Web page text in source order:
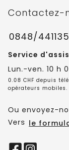
Contactez-
0848/441135
Service
Lun.-ven. 10 h
0.08 CHF depuis
opérateurs mobiles.
Ou envoyez-
Vers le